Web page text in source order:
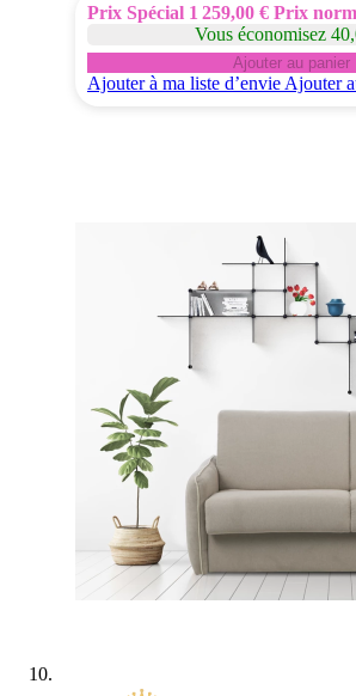
Prix Spécial 1 259,00 € Prix
Vous économisez
Ajouter au panier
Ajouter à ma liste d’envie Ajouter